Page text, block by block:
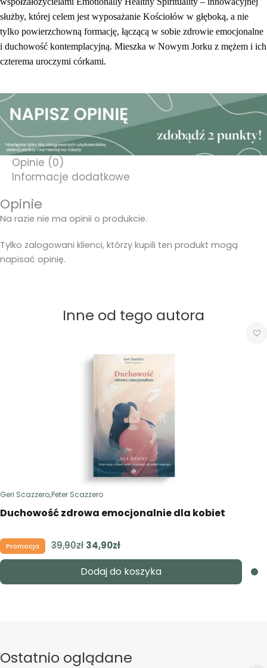
służby, której celem jest wyposażanie Kościołów w głęboką, a nie
tylko powierzchowną formację, łączącą w sobie zdrowie emocjonalne
i duchowość kontemplacyjną. Mieszka w Nowym Jorku z mężem i ich
czterema uroczymi córkami.
Opinie (0)
Informacje dodatkowe
Opinie
Na razie nie ma opinii o produkcie.
Tylko zalogowani klienci, którzy kupili ten produkt mogą
napisać opinię.
Inne od tego autora
Geri Scazzero,Peter Scazzero
Duchowość zdrowa emocjonalnie dla kobiet
Promocja 39,90zł Pierwotna
cena
wynosiła:
39,90zł.
34,90złAktualna
cena
wynosi:
34,90zł.
Dodaj do koszyka
Ostatnio oglądane